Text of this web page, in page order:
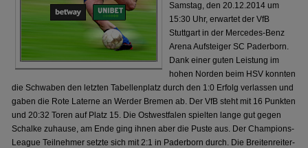
Samstag, den 20.12.2014 um
15:30 Uhr, erwartet der VfB
Stuttgart in der Mercedes-Benz
Arena Aufsteiger SC Paderborn.
Dank einer guten Leistung im
hohen Norden beim HSV konnten
die Schwaben den letzten Tabellenplatz durch den 1:0 Erfolg verlassen und
gaben die Rote Laterne an Werder Bremen ab. Der VfB steht mit 16 Punkten
und 20:32 Toren auf Platz 15. Die Ostwestfalen spielten lange gut gegen
Schalke zuhause, am Ende ging ihnen aber die Puste aus. Der Champions-
League Teilnehmer setzte sich mit 2:1 in Paderborn durch. Die Breitenreiter-